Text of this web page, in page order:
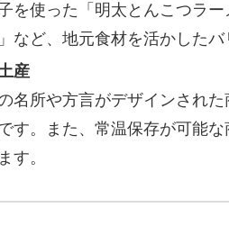
を使った「明太とんこつラ
など、地元食材を活かしたバ
産
名所や方言がデザインされ
す。また、常温保存が可能
す。